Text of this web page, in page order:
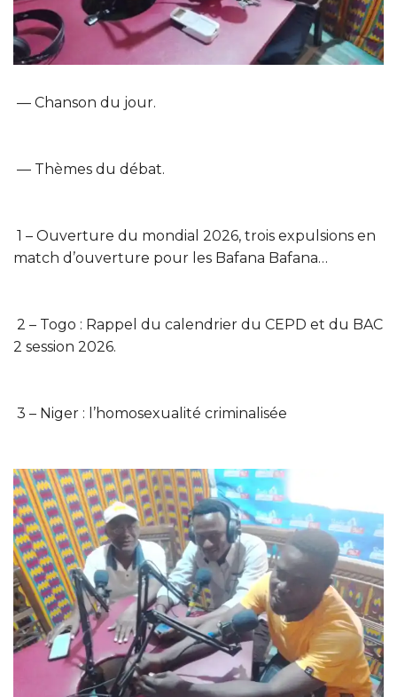
— Chanson du jour.
— Thèmes du débat.
1 – Ouverture du mondial 2026, trois expulsions en
match d’ouverture pour les Bafana Bafana…
2 – Togo : Rappel du calendrier du CEPD et du BAC
2 session 2026.
3 – Niger : l’homosexualité criminalisée